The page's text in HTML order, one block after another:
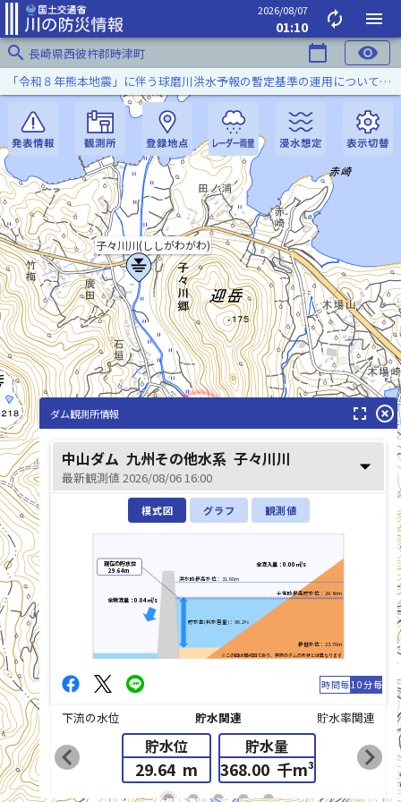
2026/08/07
01:10 autorenew
menu
search 長崎県西彼杵郡時津町 calendar_today visibility
子々川川(ししがわがわ)
「令和８年熊本地震」に伴う球磨川洪水予報の暫定基準の運用について（令和８年８月５日）
list_alt
ダム観測所情報 fullscreen highlight_off
中山ダム 九州その他水系 子々川川
最新観測値 2026/08/06 16:00 arrow_drop_down
模式図 グラフ 観測値
※この図は模式図であり、実際のダムの形状とは異なります
洪水時最高水位：31.60m
平常時最高貯水位：29.80m
最低水位：23.70m
貯水率(利水容量)：96.2%
現在の貯水位
29.64m
全流入量：0.00㎥/s
全放流量：0.04㎥/s
時間毎10分毎
下流の水位 貯水関連 貯水率関連
貯水位
29.64 m
貯水量
368.00 千m³
chevron_left chevron_right